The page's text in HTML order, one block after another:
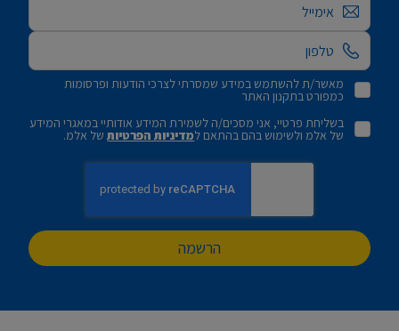
אימייל
מאשר/ת להשתמש במידע שמסרתי לצרכי הודעות ופרסומות
כמפורט בתקנון האתר
בשליחת פרטיי, אני מסכים/ה לשמירת המידע אודותיי במאגרי המידע
של אלמ ולשימוש בהם בהתאם למדיניות הפרטיותשל אלמ.
הרשמה